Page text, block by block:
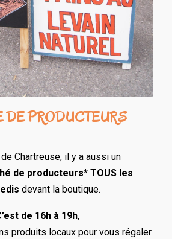
DE PRODUCTEURS
Chartreuse, il y a aussi un
de producteurs* TOUS les
devant la boutique.
de 16h à 19h,
produits locaux pour vous régaler